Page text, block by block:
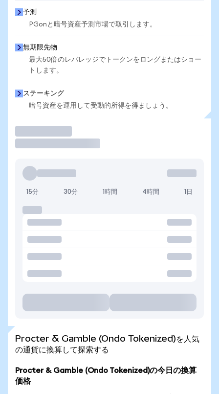
予測
PGonと暗号資産予測市場で取引します。
無期限先物
最大50倍のレバレッジでトークンをロングまたはショー
トします。
ステーキング
暗号資産を運用して受動的所得を得ましょう。
15分 30分 1時間 4時間 1日
Procter & Gamble (Ondo Tokenized)を人気
の通貨に換算して探索する
Procter & Gamble (Ondo Tokenized)の今日の換算
価格